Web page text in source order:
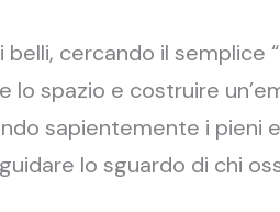
cercando il semplice
spazio e costruire
sapientemente i pieni
lo sguardo di chi